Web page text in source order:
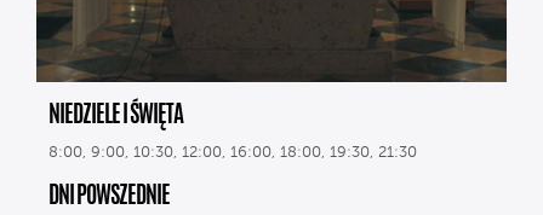
NIEDZIELE I ŚWIĘTA
8:00, 9:00, 10:30, 12:00, 16:00, 18:00, 19:30, 21:30
DNI POWSZEDNIE